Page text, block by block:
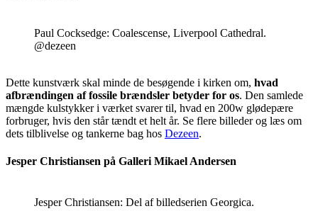
Paul Cocksedge: Coalescense, Liverpool Cathedral.
@dezeen
Dette kunstværk skal minde de besøgende i kirken om, hvad
afbrændingen af fossile brændsler betyder for os. Den samlede
mængde kulstykker i værket svarer til, hvad en 200w glødepære
forbruger, hvis den står tændt et helt år. Se flere billeder og læs om
dets tilblivelse og tankerne bag hos Dezeen.
Jesper Christiansen på Galleri Mikael Andersen
Jesper Christiansen: Del af billedserien Georgica.